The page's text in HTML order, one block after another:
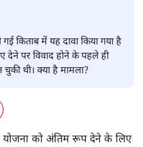
गई किताब में यह दावा किया गया है
देने पर विवाद होने के पहले ही
चुकी थी। क्या है मामला?
योजना को अंतिम रूप देने के लिए